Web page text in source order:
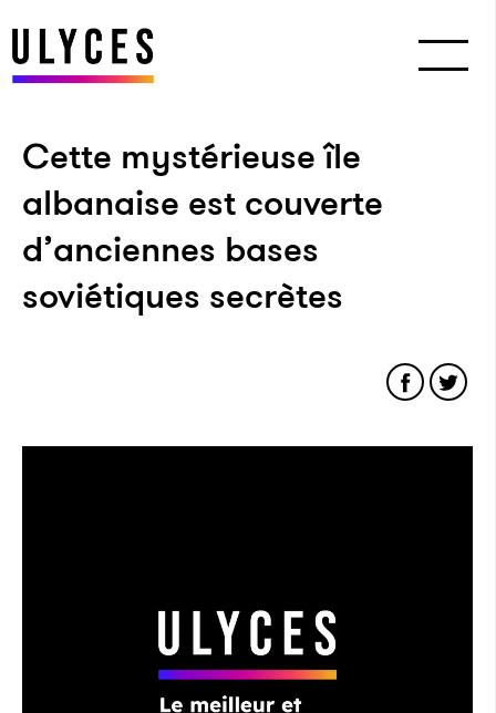
Cette mystérieuse île
albanaise est couverte
d’anciennes bases
soviétiques secrètes